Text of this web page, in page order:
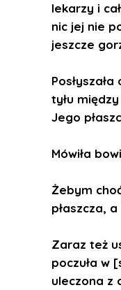
lekarzy i
nic jej nie
jeszcze
tyłu
Jego
Mówiła
Żebym
płaszcza,
Zaraz też
poczuła w
uleczona z